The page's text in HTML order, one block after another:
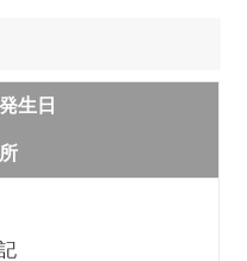
生日